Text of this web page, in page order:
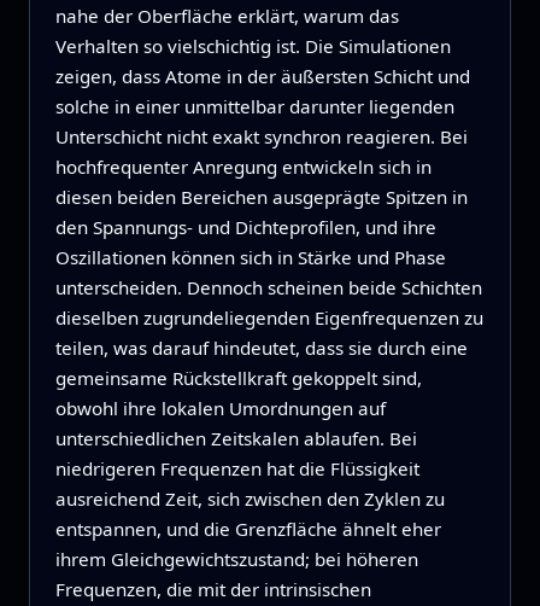
nahe der Oberfläche erklärt, warum das
Verhalten so vielschichtig ist. Die Simulationen
zeigen, dass Atome in der äußersten Schicht und
solche in einer unmittelbar darunter liegenden
Unterschicht nicht exakt synchron reagieren. Bei
hochfrequenter Anregung entwickeln sich in
diesen beiden Bereichen ausgeprägte Spitzen in
den Spannungs- und Dichteprofilen, und ihre
Oszillationen können sich in Stärke und Phase
unterscheiden. Dennoch scheinen beide Schichten
dieselben zugrundeliegenden Eigenfrequenzen zu
teilen, was darauf hindeutet, dass sie durch eine
gemeinsame Rückstellkraft gekoppelt sind,
obwohl ihre lokalen Umordnungen auf
unterschiedlichen Zeitskalen ablaufen. Bei
niedrigeren Frequenzen hat die Flüssigkeit
ausreichend Zeit, sich zwischen den Zyklen zu
entspannen, und die Grenzfläche ähnelt eher
ihrem Gleichgewichtszustand; bei höheren
Frequenzen, die mit der intrinsischen